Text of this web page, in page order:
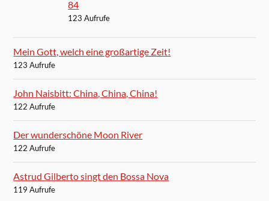
84
123 Aufrufe
Mein Gott, welch eine großartige Zeit!
123 Aufrufe
John Naisbitt: China, China, China!
122 Aufrufe
Der wunderschöne Moon River
122 Aufrufe
Astrud Gilberto singt den Bossa Nova
119 Aufrufe